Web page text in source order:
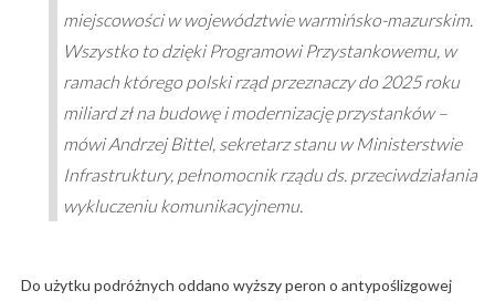
miejscowości w województwie warmińsko-mazurskim.
Wszystko to dzięki Programowi Przystankowemu, w
ramach którego polski rząd przeznaczy do 2025 roku
miliard zł na budowę i modernizację przystanków –
mówi Andrzej Bittel, sekretarz stanu w Ministerstwie
Infrastruktury, pełnomocnik rządu ds. przeciwdziałania
wykluczeniu komunikacyjnemu.
Do użytku podróżnych oddano wyższy peron o antypoślizgowej